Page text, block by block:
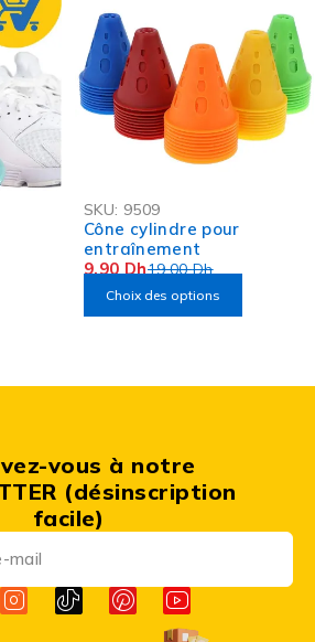
SKU: 9509
Cône cylindre pour
entraînement
19,00Dh
9,90Dh
Choix des options
vous à notre
(désinscription
facile)